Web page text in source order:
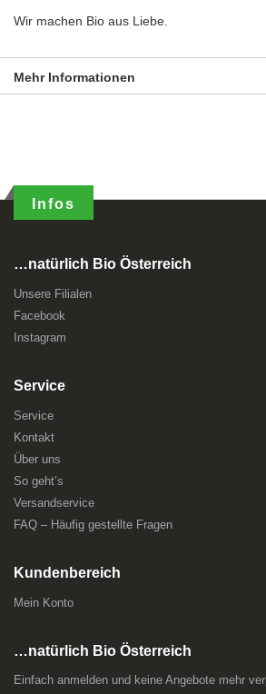
Wir machen Bio aus Liebe.
Mehr Informationen
Infos
…natürlich Bio Österreich
Unsere Filialen
Facebook
Instagram
Service
Service
Kontakt
Über uns
So geht’s
Versandservice
FAQ – Häufig gestellte Fragen
Kundenbereich
Mein Konto
…natürlich Bio Österreich
Einfach anmelden und keine Angebote mehr